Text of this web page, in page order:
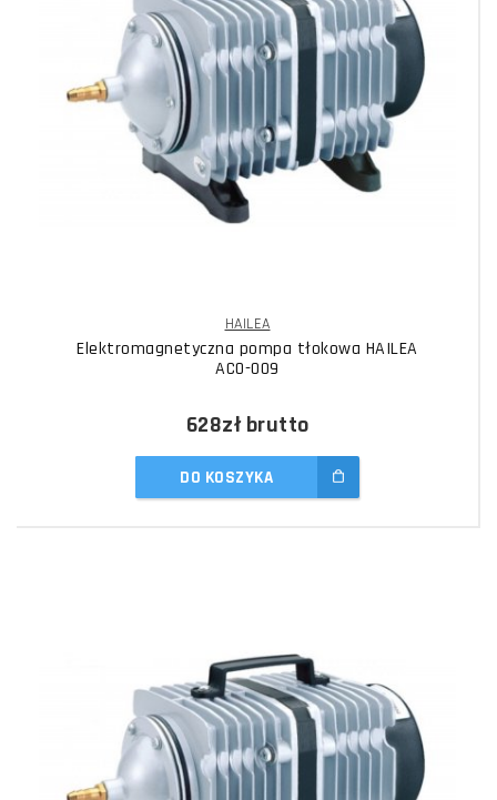
HAILEA
Elektromagnetyczna pompa tłokowa HAILEA
ACO-009
628złbrutto
DO KOSZYKA